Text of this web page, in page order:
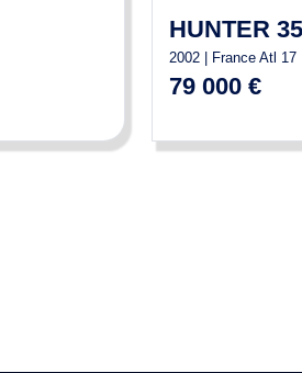
HUNTER
2002 | France Atl 17
79 000 €